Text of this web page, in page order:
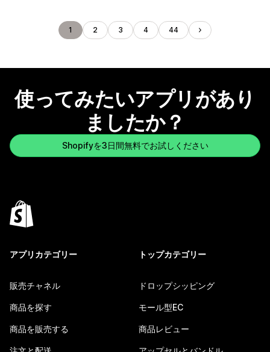
1 2 3 4 44
使ってみたいアプリがあり
ましたか？
Shopifyを3日間無料でお試しください
アプリカテゴリー
販売チャネル
商品を探す
商品を販売する
トップカテゴリー
ドロップシッピング
モール型EC
商品レビュー